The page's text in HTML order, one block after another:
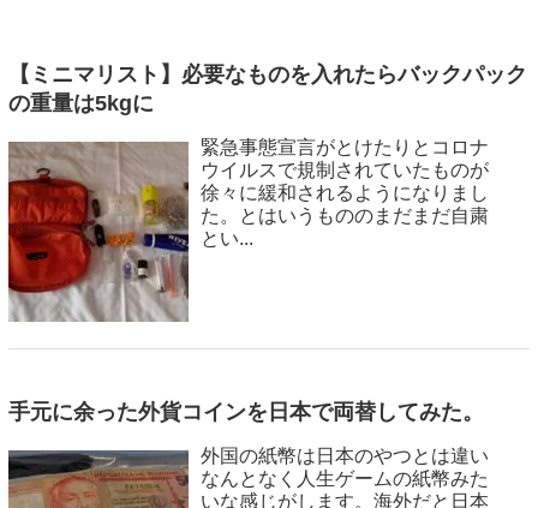
【ミニマリスト】必要なものを入れたらバックパック
の重量は5kgに
緊急事態宣言がとけたりとコロナ
ウイルスで規制されていたものが
徐々に緩和されるようになりまし
た。とはいうもののまだまだ自粛
とい...
手元に余った外貨コインを日本で両替してみた。
外国の紙幣は日本のやつとは違い
なんとなく人生ゲームの紙幣みた
いな感じがします。海外だと日本